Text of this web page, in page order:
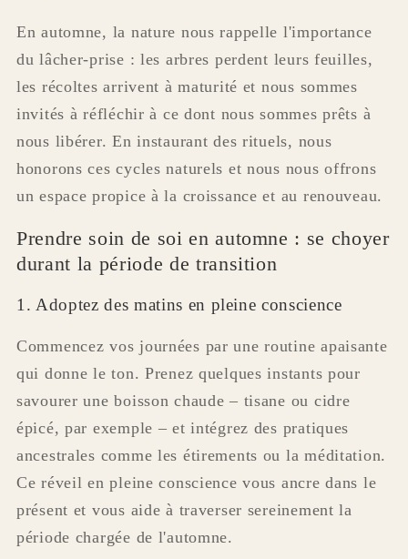
En automne, la nature nous rappelle l'importance
du lâcher-prise : les arbres perdent leurs feuilles,
les récoltes arrivent à maturité et nous sommes
invités à réfléchir à ce dont nous sommes prêts à
nous libérer. En instaurant des rituels, nous
honorons ces cycles naturels et nous nous offrons
un espace propice à la croissance et au renouveau.
Prendre soin de soi en automne : se choyer
durant la période de transition
1. Adoptez des matins en pleine conscience
Commencez vos journées par une routine apaisante
qui donne le ton. Prenez quelques instants pour
savourer une boisson chaude – tisane ou cidre
épicé, par exemple – et intégrez des pratiques
ancestrales comme les étirements ou la méditation.
Ce réveil en pleine conscience vous ancre dans le
présent et vous aide à traverser sereinement la
période chargée de l'automne.